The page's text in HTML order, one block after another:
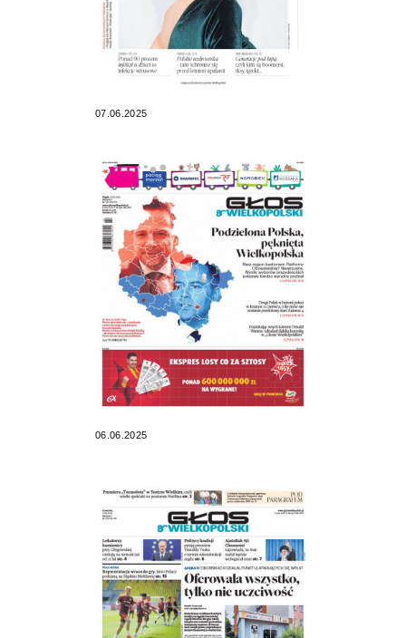
07.06.2025
06.06.2025